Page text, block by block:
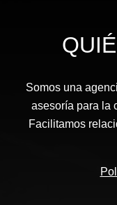
Somos una
asesoría para la
Facilitamos